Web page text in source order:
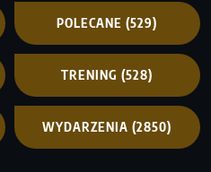
POLECANE (529)
TRENING (528)
WYDARZENIA (2850)